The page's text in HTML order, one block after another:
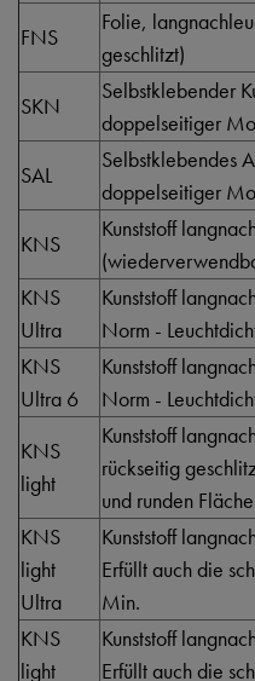
FNS
Folie,
geschlitzt)
SKN
Selbstklebender
doppelseitiger
SAL
Selbstklebendes
doppelseitiger
KNS
Kunststoff
KNS
Ultra
Kunststoff
Norm -
KNS
Ultra 6
Kunststoff
Norm -
KNS
light
Kunststoff
rückseitig
und runden
KNS
light
Ultra
Kunststoff
Erfüllt auch die
Min.
KNS
light
Kunststoff
Erfüllt auch die